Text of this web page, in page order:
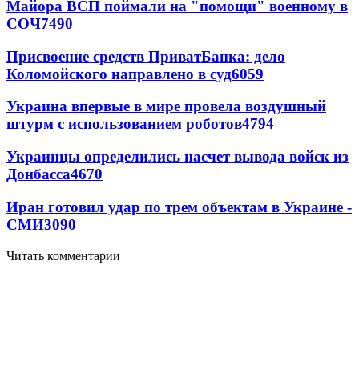
Майора ВСП поймали на "помощи" военному в
СОЧ7490
Присвоение средств ПриватБанка: дело
Коломойского направлено в суд6059
Украина впервые в мире провела воздушный
штурм с использованием роботов4794
Украинцы определились насчет вывода войск из
Донбасса4670
Иран готовил удар по трем объектам в Украине -
СМИ3090
Читать комментарии